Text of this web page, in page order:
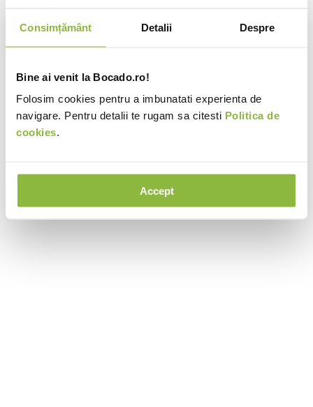
Consimțământ Detalii Despre
Bine ai venit la Bocado.ro!
Folosim cookies pentru a imbunatati experienta de
navigare. Pentru detalii te rugam sa citesti Politica de
cookies.
Accept